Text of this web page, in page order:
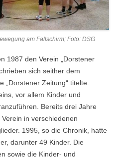
am Fallschirm; Foto: DSG
1987 den Verein „Dorstener
sich seither dem
„Dorstener Zeitung“ titelte.
vor allem Kinder und
Bereits drei Jahre
in verschiedenen
1995, so die Chronik, hatte
darunter 49 Kinder. Die
sowie die Kinder- und